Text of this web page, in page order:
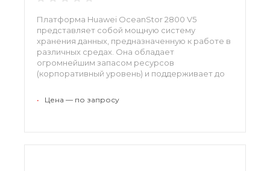
Платформа Huawei OceanStor 2800 V5
представляет собой мощную систему
хранения данных, предназначенную к работе в
различных средах. Она обладает
огромнейшим запасом ресурсов
(корпоративный уровень) и поддерживает до
системами видеонаблюдения и облачными
• Цена — по запросу